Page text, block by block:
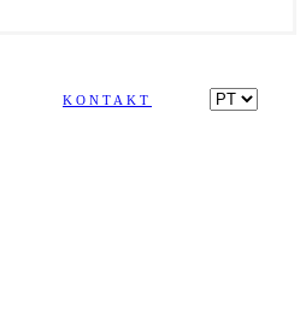
KONTAKT